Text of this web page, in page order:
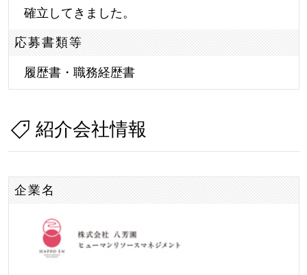
確立してきました。
応募書類等
履歴書・職務経歴書
紹介会社情報
企業名